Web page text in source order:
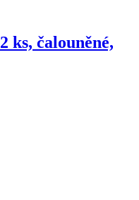
2 ks, čalouněné,